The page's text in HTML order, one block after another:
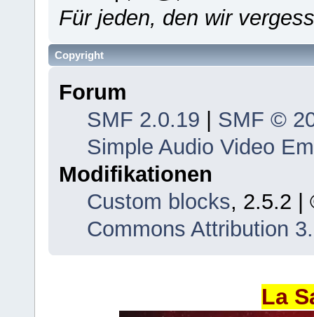
Für jeden, den wir
Copyright
Forum
SMF 2.0.19
SMF ©
Simple Audio Video
Modifikationen
Custom blocks, 2.5.2 |
Commons Attribution
La